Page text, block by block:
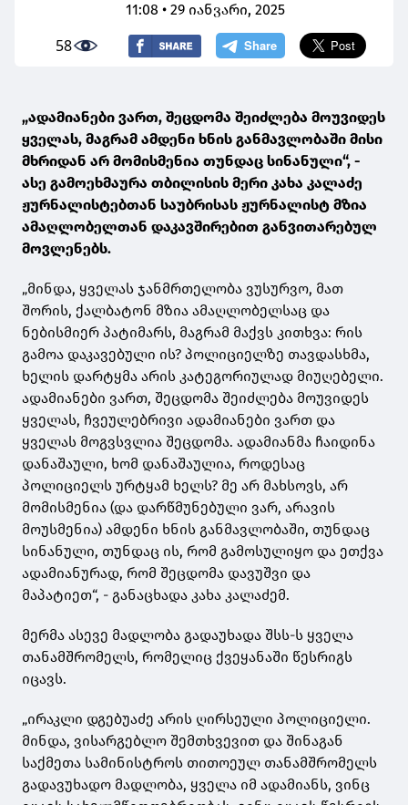
11:08 • 29 იანვარი, 2025
58
„ადამიანები ვართ, შეცდომა შეიძლება მოუვიდეს
ყველას, მაგრამ ამდენი ხნის განმავლობაში მისი
მხრიდან არ მომისმენია თუნდაც სინანული“, -
ასე გამოეხმაურა თბილისის მერი კახა კალაძე
ჟურნალისტებთან საუბრისას ჟურნალისტ მზია
ამაღლობელთან დაკავშირებით განვითარებულ
მოვლენებს.
„მინდა, ყველას ჯანმრთელობა ვუსურვო, მათ
შორის, ქალბატონ მზია ამაღლობელსაც და
ნებისმიერ პატიმარს, მაგრამ მაქვს კითხვა: რის
გამოა დაკავებული ის? პოლიციელზე თავდასხმა,
ხელის დარტყმა არის კატეგორიულად მიუღებელი.
ადამიანები ვართ, შეცდომა შეიძლება მოუვიდეს
ყველას, ჩვეულებრივი ადამიანები ვართ და
ყველას მოგვსვლია შეცდომა. ადამიანმა ჩაიდინა
დანაშაული, ხომ დანაშაულია, როდესაც
პოლიციელს ურტყამ ხელს? მე არ მახსოვს, არ
მომისმენია (და დარწმუნებული ვარ, არავის
მოუსმენია) ამდენი ხნის განმავლობაში, თუნდაც
სინანული, თუნდაც ის, რომ გამოსულიყო და ეთქვა
ადამიანურად, რომ შეცდომა დავუშვი და
მაპატიეთ“, - განაცხადა კახა კალაძემ.
მერმა ასევე მადლობა გადაუხადა შსს-ს ყველა
თანამშრომელს, რომელიც ქვეყანაში წესრიგს
იცავს.
„ირაკლი დგებუაძე არის ღირსეული პოლიციელი.
მინდა, ვისარგებლო შემთხვევით და შინაგან
საქმეთა სამინისტროს თითოეულ თანამშრომელს
გადავუხადო მადლობა, ყველა იმ ადამიანს, ვინც